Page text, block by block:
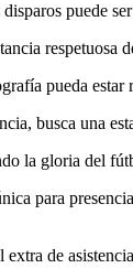
puede
respetuosa
pueda estar
busca una
la gloria del
para
extra de